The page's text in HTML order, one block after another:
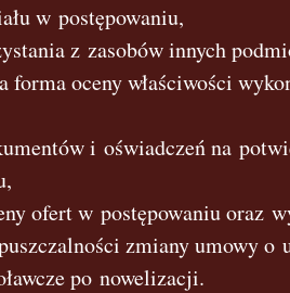
w postępowaniu,
z zasobów innych
forma oceny właściwości
i oświadczeń na
ofert w postępowaniu oraz
zmiany umowy
po nowelizacji.